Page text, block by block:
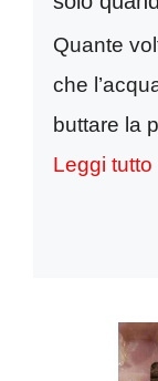
Quante
che
buttare la
Leggi tutto